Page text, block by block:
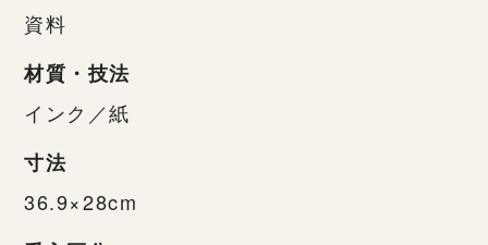
資料
材質・技法
インク／紙
寸法
36.9×28cm